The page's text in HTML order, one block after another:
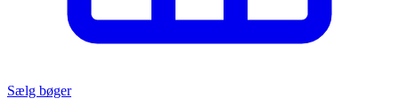
Sælg bøger